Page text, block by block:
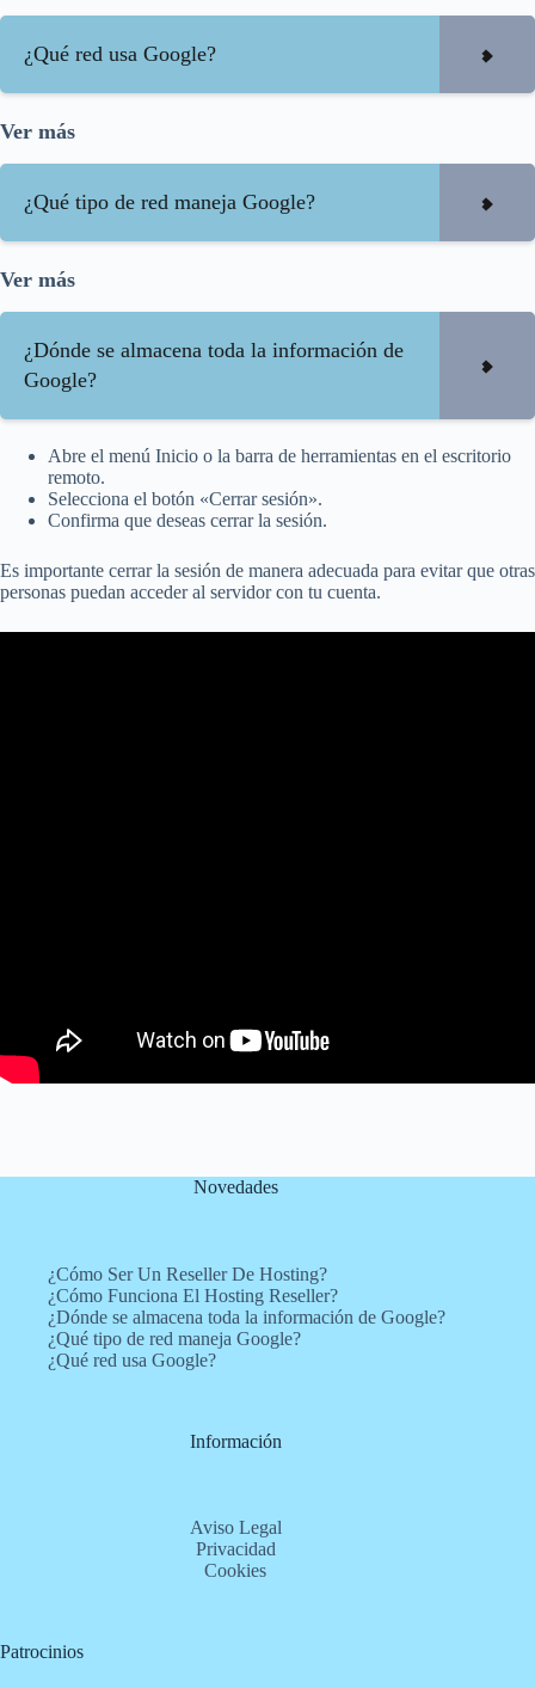
¿Qué red usa Google?
Ver más
¿Qué tipo de red maneja Google?
Ver más
¿Dónde se almacena toda la información de
Google?
Abre el menú Inicio o la barra de herramientas en el escritorio
remoto.
Selecciona el botón «Cerrar sesión».
Confirma que deseas cerrar la sesión.
Es importante cerrar la sesión de manera adecuada para evitar que otras
personas puedan acceder al servidor con tu cuenta.
Novedades
¿Cómo Ser Un Reseller De Hosting?
¿Cómo Funciona El Hosting Reseller?
¿Dónde se almacena toda la información de Google?
¿Qué tipo de red maneja Google?
¿Qué red usa Google?
Información
Aviso Legal
Privacidad
Cookies
Patrocinios